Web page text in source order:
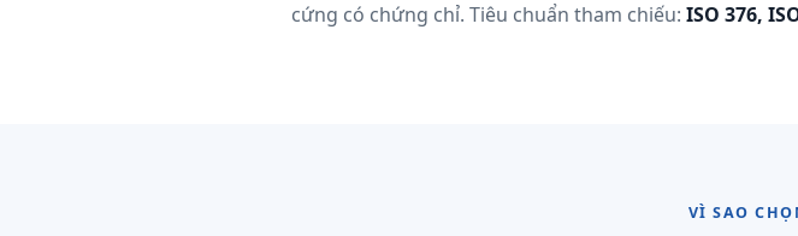
cứng có chứng chỉ. Tiêu chuẩn tham chiếu: ISO 376,
VÌ SAO